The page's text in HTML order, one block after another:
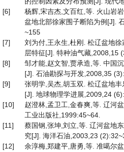
[6]
杨辉,宋吉杰,文百红,等. 火山
盆地北部徐家围子断陷为例[J].
~155
[7]
刘为付,王永生,杜刚. 松辽盆地
层特征[J]. 特种油气藏,2008,15
[8]
邹才能,赵文智,贾承造,等. 中国
[J]. 石油勘探与开发,2008,35
[9]
张明学,吴杰,胡玉双. 松辽盆地
[J]. 地球物理学进展,2009,24
[10]
赵澄林,孟卫工,金春爽,等. 辽河
工业出版社,1999:45~64.
[11]
蔡国钢,张坤,刘立,等. 辽河盆地
究[J]. 海洋石油,2003,23
[12]
余淳梅,郑建平,唐勇,等. 准噶尔